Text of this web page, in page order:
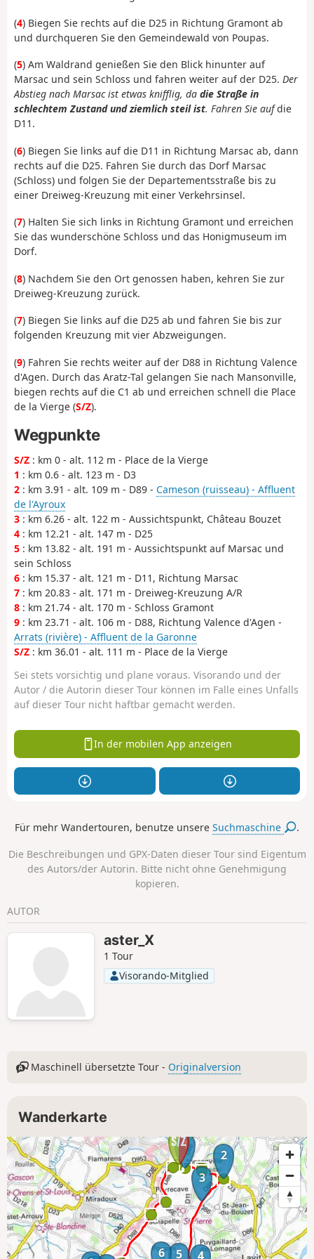
(4) Biegen Sie rechts auf die D25 in Richtung Gramont ab
und durchqueren Sie den Gemeindewald von Poupas.
(5) Am Waldrand genießen Sie den Blick hinunter auf
Marsac und sein Schloss und fahren weiter auf der D25. Der
Abstieg nach Marsac ist etwas knifflig, da die Straße in
schlechtem Zustand und ziemlich steil ist. Fahren Sie aufdie
D11.
(6) Biegen Sie links auf die D11 in Richtung Marsac ab, dann
rechts auf die D25. Fahren Sie durch das Dorf Marsac
(Schloss) und folgen Sie der Departementsstraße bis zu
einer Dreiweg-Kreuzung mit einer Verkehrsinsel.
(7) Halten Sie sich links in Richtung Gramont und erreichen
Sie das wunderschöne Schloss und das Honigmuseum im
Dorf.
(8) Nachdem Sie den Ort genossen haben, kehren Sie zur
Dreiweg-Kreuzung zurück.
(7) Biegen Sie links auf die D25 ab und fahren Sie bis zur
folgenden Kreuzung mit vier Abzweigungen.
(9) Fahren Sie rechts weiter auf der D88 in Richtung Valence
d'Agen. Durch das Aratz-Tal gelangen Sie nach Mansonville,
biegen rechts auf die C1 ab und erreichen schnell die Place
de la Vierge (S/Z).
Wegpunkte
S/Z : km 0 - alt. 112 m - Place de la Vierge
1 : km 0.6 - alt. 123 m - D3
2 : km 3.91 - alt. 109 m - D89 - Cameson (ruisseau) - Affluent
de l'Ayroux
3 : km 6.26 - alt. 122 m - Aussichtspunkt, Château Bouzet
4 : km 12.21 - alt. 147 m - D25
5 : km 13.82 - alt. 191 m - Aussichtspunkt auf Marsac und
sein Schloss
6 : km 15.37 - alt. 121 m - D11, Richtung Marsac
7 : km 20.83 - alt. 171 m - Dreiweg-Kreuzung A/R
8 : km 21.74 - alt. 170 m - Schloss Gramont
9 : km 23.71 - alt. 106 m - D88, Richtung Valence d'Agen -
Arrats (rivière) - Affluent de la Garonne
S/Z : km 36.01 - alt. 111 m - Place de la Vierge
Sei stets vorsichtig und plane voraus. Visorando und der
Autor / die Autorin dieser Tour können im Falle eines Unfalls
auf dieser Tour nicht haftbar gemacht werden.
In der mobilen App anzeigen
Für mehr Wandertouren, benutze unsereSuchmaschine .
Die Beschreibungen und GPX-Daten dieser Tour sind Eigentum
des Autors/der Autorin. Bitte nicht ohne Genehmigung
kopieren.
AUTOR
aster_X
1 Tour
Visorando-Mitglied
Maschinell übersetzte Tour - Originalversion
Wanderkarte
1
2
3
4
5
6